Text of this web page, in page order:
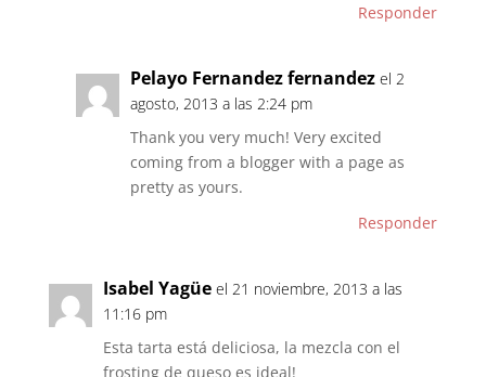
Responder
Pelayo Fernandez fernandez el 2
agosto, 2013 a las 2:24 pm
Thank you very much! Very excited
coming from a blogger with a page as
pretty as yours.
Responder
Isabel Yagüe el 21 noviembre, 2013 a las
11:16 pm
Esta tarta está deliciosa, la mezcla con el
frosting de queso es ideal!